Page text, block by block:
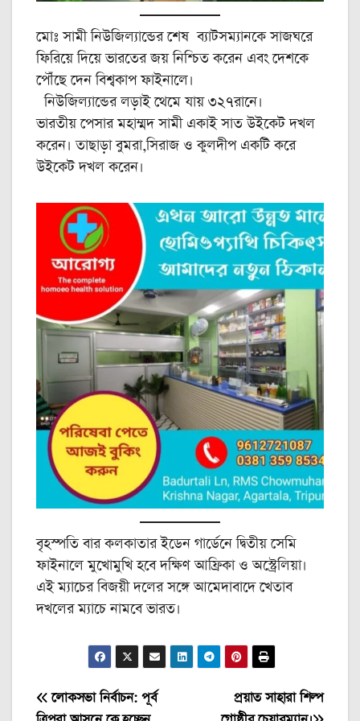
মোঃ সামী নিউজিল্যান্ডের শেষ ব্যাটসম্যানকে সাজঘরে
ফিরিয়ে দিয়ে ভারতের জয় নিশ্চিত করেন এবং দেশকে
পৌঁছে দেন বিশ্বকাপ ফাইনালে।
নিউজিল্যান্ডের লড়াই থেমে যায় ৩২৭রানে।
ভারতীয় পেসার মহাম্মদ সামী একাই সাত উইকেট দখল
করেন। তাছাড়া বুমরা,সিরাজ ও কুলদীপ একটি করে
উইকেট দখল করেন।
বৃহস্পতি বার কলকাতার ইডেন গার্ডেনে দ্বিতীয় সেমি
ফাইনালে মুখোমুখি হবে দক্ষিণ আফ্রিকা ও অস্ট্রেলিয়া।
এই ম্যাচের বিজয়ী দলের সঙ্গে আমেদাবাদে খেতাব
দখলের ম্যাচে নামবে ভারত।
Post
প্রয়াত সাহারা শিল্প
লোকসভা নির্বাচন: পূর্ব